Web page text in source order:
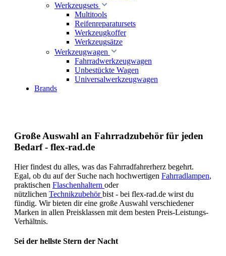
Werkzeugsets
Multitools
Reifenreparatursets
Werkzeugkoffer
Werkzeugsätze
Werkzeugwagen
Fahrradwerkzeugwagen
Unbestückte Wagen
Universalwerkzeugwagen
Brands
Große Auswahl an Fahrradzubehör für jeden
Bedarf - flex-rad.de
Hier findest du alles, was das Fahrradfahrerherz begehrt.
Egal, ob du auf der Suche nach hochwertigen Fahrradlampen,
praktischen Flaschenhaltern oder
nützlichen Technikzubehörbist - bei flex-rad.de wirst du
fündig. Wir bieten dir eine große Auswahl verschiedener
Marken in allen Preisklassen mit dem besten Preis-Leistungs-
Verhältnis.
Sei der hellste Stern der Nacht